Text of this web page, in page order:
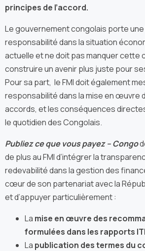
principes de l’accord.
Le gouvernement congolais porte
responsabilité dans la situation
actuelle et ne doit pas manquer cette
construire un avenir plus juste pour
Pour sa part, le FMI doit également
responsabilité dans la mise en œuvre
accords, et les conséquences
le quotidien des Congolais.
Publiez ce que vous payez – Congo
de plus au FMI d’intégrer la
redevabilité dans la gestion des
cœur de son partenariat avec la
et d’appuyer particulièrement :
La mise en œuvre des
formulées dans les rapports
La publication des termes du